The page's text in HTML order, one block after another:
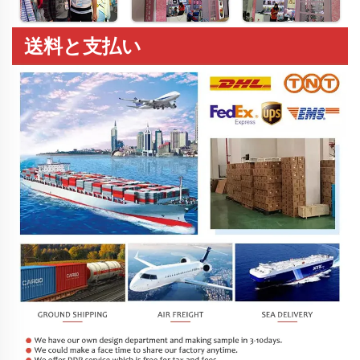
送料と支払い